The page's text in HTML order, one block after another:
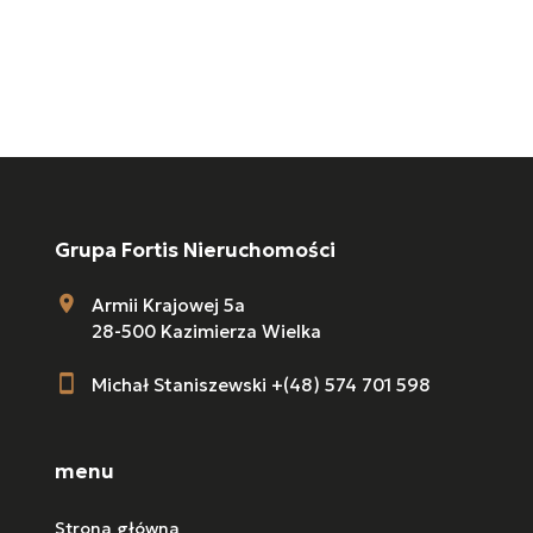
Grupa Fortis Nieruchomości
Armii Krajowej 5a
28-500 Kazimierza Wielka
Michał Staniszewski +(48) 574 701 598
menu
Strona główna